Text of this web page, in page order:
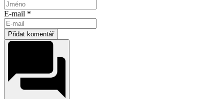
E-mail *
Přidat komentář